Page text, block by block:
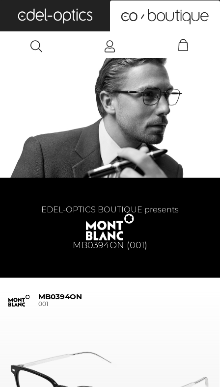
MB0394ON (001)
EDEL-OPTICS BOUTIQUE presents
MB0394ON
001